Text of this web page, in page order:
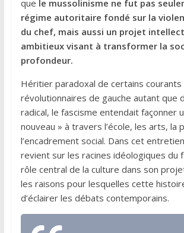
que le mussolinisme ne fut pas
régime autoritaire fondé sur la
du chef, mais aussi un projet
ambitieux visant à transformer la
profondeur.
Héritier paradoxal de certains courants
révolutionnaires de gauche autant que
radical, le fascisme entendait façonner
nouveau » à travers l’école, les arts, la
l’encadrement social. Dans cet
revient sur les racines idéologiques du
rôle central de la culture dans son
les raisons pour lesquelles cette
d’éclairer les débats contemporains.